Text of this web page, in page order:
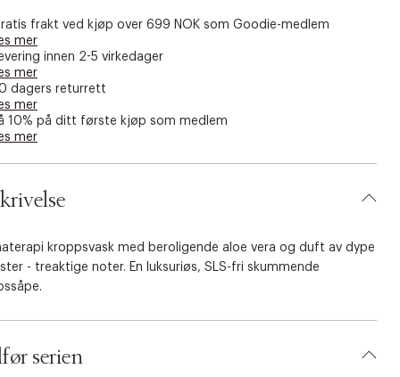
frakt ved kjøp over 699 NOK som Goodie-medlem
mer
innen 2-5 virkedager
mer
dagers returrett
mer
10% på ditt første kjøp som medlem
mer
kroppsvask med beroligende aloe vera og duft av dype
- treaktige noter. En luksuriøs, SLS-fri skummende
serien